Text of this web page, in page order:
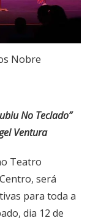
Nobre
No Teclado”
Ventura
Teatro
será
para toda a
dia 12 de